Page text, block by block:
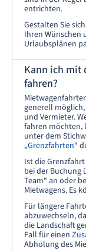
entrichten.
Gestalten Sie
Ihren Wünschen
Urlaubsplänen
Kann ich mit
fahren?
generell
und Vermieter.
fahren möchten,
unter dem
„Grenzfahrten“
Ist die
bei der Buchung
Team“ an oder
Mietwagens. Es
Für längere
abzuwechseln,
die Landschaft
Fall für einen
Abholung des